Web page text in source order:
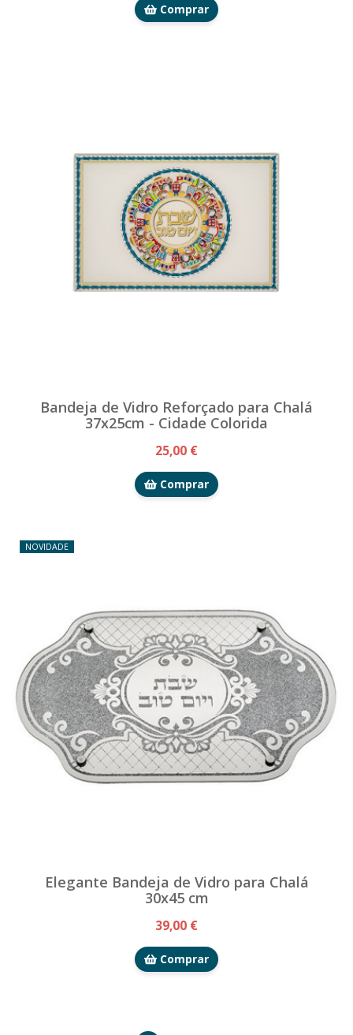
Comprar
Bandeja de Vidro Reforçado para Chalá
37x25cm - Cidade Colorida
25,00 €
Comprar
NOVIDADE
Elegante Bandeja de Vidro para Chalá
30x45 cm
39,00 €
Comprar